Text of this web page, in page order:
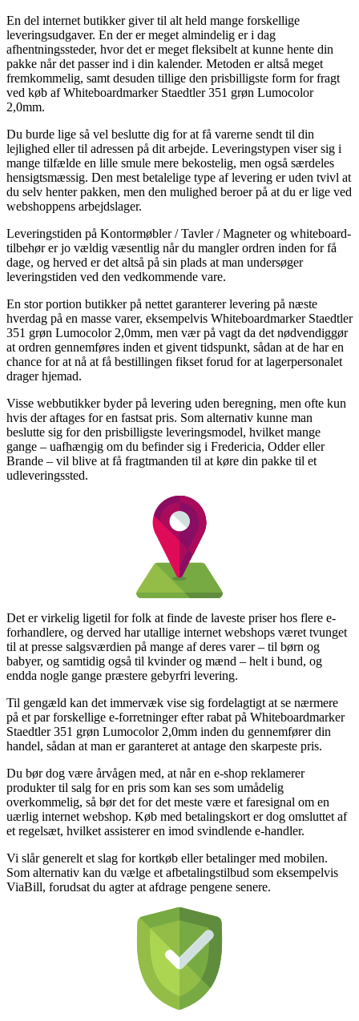
En del internet butikker giver til alt held mange forskellige
leveringsudgaver. En der er meget almindelig er i dag
afhentningssteder, hvor det er meget fleksibelt at kunne hente din
pakke når det passer ind i din kalender. Metoden er altså meget
fremkommelig, samt desuden tillige den prisbilligste form for fragt
ved køb af Whiteboardmarker Staedtler 351 grøn Lumocolor
2,0mm.
Du burde lige så vel beslutte dig for at få varerne sendt til din
lejlighed eller til adressen på dit arbejde. Leveringstypen viser sig i
mange tilfælde en lille smule mere bekostelig, men også særdeles
hensigtsmæssig. Den mest betalelige type af levering er uden tvivl at
du selv henter pakken, men den mulighed beroer på at du er lige ved
webshoppens arbejdslager.
Leveringstiden på Kontormøbler / Tavler / Magneter og whiteboard-
tilbehør er jo vældig væsentlig når du mangler ordren inden for få
dage, og herved er det altså på sin plads at man undersøger
leveringstiden ved den vedkommende vare.
En stor portion butikker på nettet garanterer levering på næste
hverdag på en masse varer, eksempelvis Whiteboardmarker Staedtler
351 grøn Lumocolor 2,0mm, men vær på vagt da det nødvendiggør
at ordren gennemføres inden et givent tidspunkt, sådan at de har en
chance for at nå at få bestillingen fikset forud for at lagerpersonalet
drager hjemad.
Visse webbutikker byder på levering uden beregning, men ofte kun
hvis der aftages for en fastsat pris. Som alternativ kunne man
beslutte sig for den prisbilligste leveringsmodel, hvilket mange
gange – uafhængig om du befinder sig i Fredericia, Odder eller
Brande – vil blive at få fragtmanden til at køre din pakke til et
udleveringssted.
Det er virkelig ligetil for folk at finde de laveste priser hos flere e-
forhandlere, og derved har utallige internet webshops været tvunget
til at presse salgsværdien på mange af deres varer – til børn og
babyer, og samtidig også til kvinder og mænd – helt i bund, og
endda nogle gange præstere gebyrfri levering.
Til gengæld kan det immervæk vise sig fordelagtigt at se nærmere
på et par forskellige e-forretninger efter rabat på Whiteboardmarker
Staedtler 351 grøn Lumocolor 2,0mm inden du gennemfører din
handel, sådan at man er garanteret at antage den skarpeste pris.
Du bør dog være årvågen med, at når en e-shop reklamerer
produkter til salg for en pris som kan ses som umådelig
overkommelig, så bør det for det meste være et faresignal om en
uærlig internet webshop. Køb med betalingskort er dog omsluttet af
et regelsæt, hvilket assisterer en imod svindlende e-handler.
Vi slår generelt et slag for kortkøb eller betalinger med mobilen.
Som alternativ kan du vælge et afbetalingstilbud som eksempelvis
ViaBill, forudsat du agter at afdrage pengene senere.